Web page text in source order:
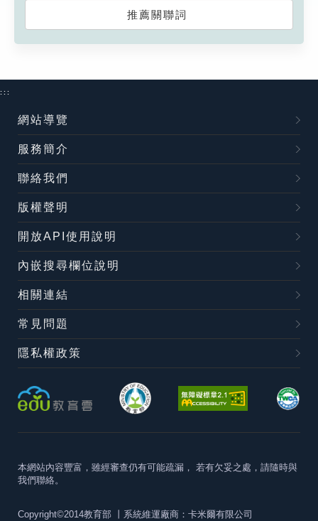
推薦關聯詞
:::
網站導覽
服務簡介
聯絡我們
版權聲明
開放API使用說明
內嵌搜尋欄位說明
相關連結
常見問題
隱私權政策
本網站內容豐富，雖經審查仍有可能疏漏， 若有欠妥之處，請隨時與
我們聯絡。
Copyright©2014教育部 丨系統維運廠商：卡米爾有限公司